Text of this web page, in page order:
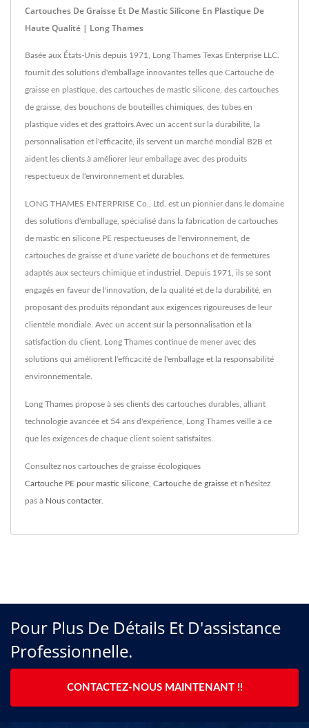
Cartouches De Graisse Et De Mastic Silicone En Plastique De
Haute Qualité | Long Thames
Basée aux États-Unis depuis 1971, Long Thames Texas Enterprise LLC.
fournit des solutions d'emballage innovantes telles que Cartouche de
graisse en plastique, des cartouches de mastic silicone, des cartouches
de graisse, des bouchons de bouteilles chimiques, des tubes en
plastique vides et des grattoirs.Avec un accent sur la durabilité, la
personnalisation et l'efficacité, ils servent un marché mondial B2B et
aident les clients à améliorer leur emballage avec des produits
respectueux de l'environnement et durables.
LONG THAMES ENTERPRISE Co., Ltd. est un pionnier dans le domaine
des solutions d'emballage, spécialisé dans la fabrication de cartouches
de mastic en silicone PE respectueuses de l'environnement, de
cartouches de graisse et d'une variété de bouchons et de fermetures
adaptés aux secteurs chimique et industriel. Depuis 1971, ils se sont
engagés en faveur de l'innovation, de la qualité et de la durabilité, en
proposant des produits répondant aux exigences rigoureuses de leur
clientèle mondiale. Avec un accent sur la personnalisation et la
satisfaction du client, Long Thames continue de mener avec des
solutions qui améliorent l'efficacité de l'emballage et la responsabilité
environnementale.
Long Thames propose à ses clients des cartouches durables, alliant
technologie avancée et 54 ans d'expérience, Long Thames veille à ce
que les exigences de chaque client soient satisfaites.
Consultez nos cartouches de graisse écologiques
Cartouche PE pour mastic silicone Cartouche de graisse et n'hésitez
pas à Nous contacter.
Pour Plus De Détails Et D'assistance
Professionnelle.
CONTACTEZ-NOUS MAINTENANT !!